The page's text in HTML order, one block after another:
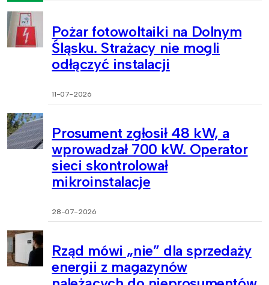
Pożar fotowoltaiki na Dolnym
Śląsku. Strażacy nie mogli
odłączyć instalacji
11-07-2026
Prosument zgłosił 48 kW, a
wprowadzał 700 kW. Operator
sieci skontrolował
mikroinstalacje
28-07-2026
Rząd mówi „nie” dla sprzedaży
energii z magazynów